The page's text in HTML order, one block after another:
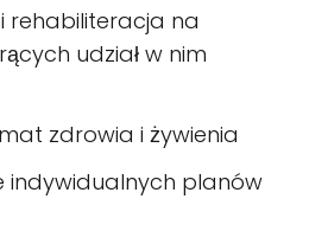
rehabiliteracja na
udział w nim
zdrowia i żywienia
indywidualnych planów